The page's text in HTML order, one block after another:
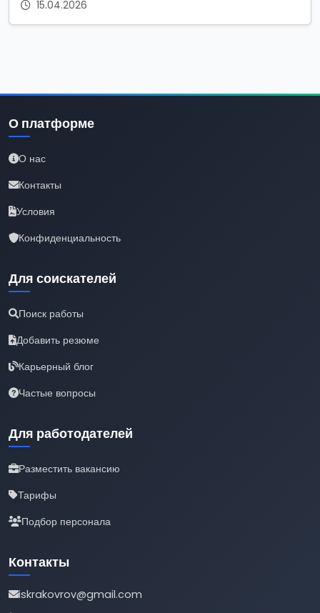
15.04.2026
О платформе
О нас
Контакты
Условия
Конфиденциальность
Для соискателей
Поиск работы
Добавить резюме
Карьерный блог
Частые вопросы
Для работодателей
Разместить вакансию
Тарифы
Подбор персонала
Контакты
iskrakovrov@gmail.com